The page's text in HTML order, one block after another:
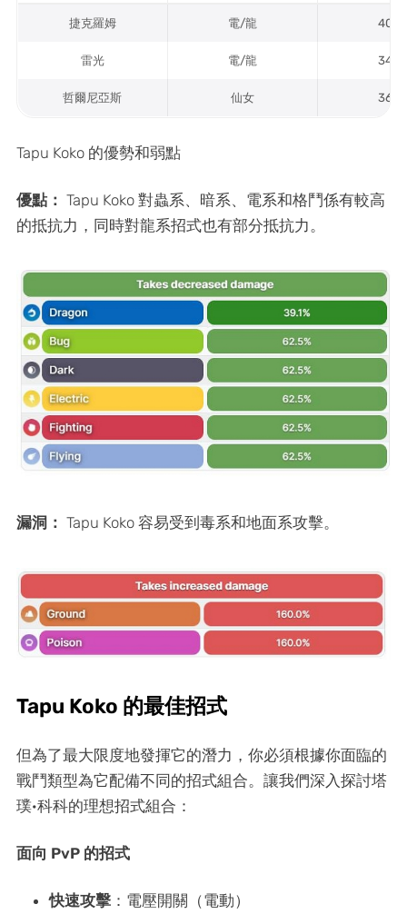
捷克羅姆 電/龍 4038
雷光 電/龍 3452
哲爾尼亞斯 仙女 3653
Tapu Koko 的優勢和弱點
優點： Tapu Koko 對蟲系、暗系、電系和格鬥係有較高
的抵抗力，同時對龍系招式也有部分抵抗力。
漏洞： Tapu Koko 容易受到毒系和地面系攻擊。
Tapu Koko 的最佳招式
但為了最大限度地發揮它的潛力，你必須根據你面臨的
戰鬥類型為它配備不同的招式組合。讓我們深入探討塔
璞·科科的理想招式組合：
面向 PvP 的招式
快速攻擊：電壓開關（電動）